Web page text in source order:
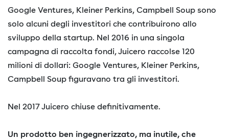
Google Ventures, Kleiner Perkins, Campbell Soup sono
solo alcuni degli investitori che contribuirono allo
sviluppo della startup. Nel 2016 in una singola
campagna di raccolta fondi, Juicero raccolse 120
milioni di dollari: Google Ventures, Kleiner Perkins,
Campbell Soup figuravano tra gli investitori.
Nel 2017 Juicero chiuse definitivamente.
Un prodotto ben ingegnerizzato, ma inutile, che